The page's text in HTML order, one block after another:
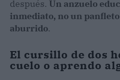
después. Un anzuelo
inmediato, no un
aburrido.
El cursillo de dos
cuelo o aprendo